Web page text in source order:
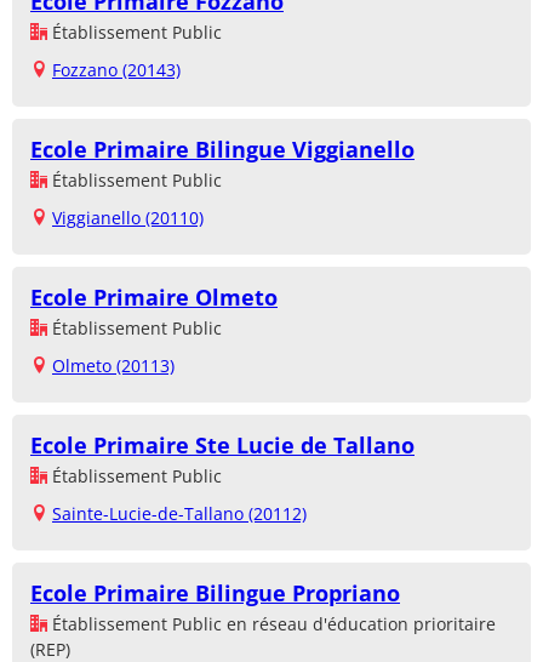
Établissement Public
Fozzano (20143)
Ecole Primaire Bilingue Viggianello
Établissement Public
Viggianello (20110)
Ecole Primaire Olmeto
Établissement Public
Olmeto (20113)
Ecole Primaire Ste Lucie de Tallano
Établissement Public
Sainte-Lucie-de-Tallano (20112)
Ecole Primaire Bilingue Propriano
Établissement Public en réseau d'éducation prioritaire
(REP)